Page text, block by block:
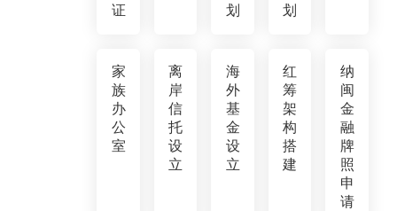
证
划
划
家
族
办
公
室
离
岸
信
托
设
立
海
外
基
金
设
立
红
筹
架
构
搭
建
纳
闽
金
融
牌
照
申
请